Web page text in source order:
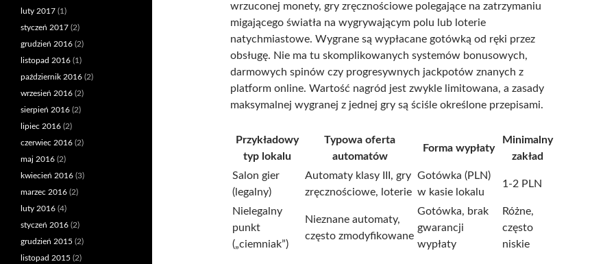
wrzuconej monety, gry zręcznościowe polegające na zatrzymaniu
migającego światła na wygrywającym polu lub loterie
natychmiastowe. Wygrane są wypłacane gotówką od ręki przez
obsługę. Nie ma tu skomplikowanych systemów bonusowych,
darmowych spinów czy progresywnych jackpotów znanych z
platform online. Wartość nagród jest zwykle limitowana, a zasady
maksymalnej wygranej z jednej gry są ściśle określone przepisami.
Przykładowy
typ lokalu
Typowa oferta
automatów
Forma wypłaty
Minimalny
zakład
Salon gier
(legalny)
Automaty klasy III, gry
zręcznościowe, loterie
Gotówka (PLN)
w kasie lokalu
1-2 PLN
Nielegalny
punkt
(„ciemniak”)
Nieznane automaty,
często zmodyfikowane
Gotówka, brak
gwarancji
wypłaty
Różne,
często
niskie
luty 2017 (1)
styczeń 2017 (2)
grudzień 2016 (2)
listopad 2016 (1)
październik 2016 (2)
wrzesień 2016 (2)
sierpień 2016 (2)
lipiec 2016 (2)
czerwiec 2016 (2)
maj 2016 (2)
kwiecień 2016 (3)
marzec 2016 (2)
luty 2016 (4)
styczeń 2016 (2)
grudzień 2015 (2)
listopad 2015 (2)